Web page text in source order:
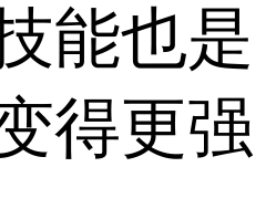
能也是
得更强